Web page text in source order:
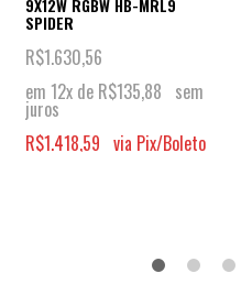
9X12W RGBW HB-MRL9
SPIDER
R$1.630,56
em 12x de R$135,88 sem
juros
R$1.418,59 via Pix/Boleto